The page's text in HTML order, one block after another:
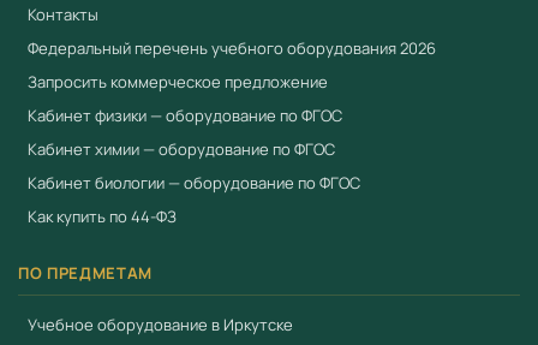
Контакты
Федеральный перечень учебного оборудования 2026
Запросить коммерческое предложение
Кабинет физики — оборудование по ФГОС
Кабинет химии — оборудование по ФГОС
Кабинет биологии — оборудование по ФГОС
Как купить по 44-ФЗ
ПО ПРЕДМЕТАМ
Учебное оборудование в Иркутске